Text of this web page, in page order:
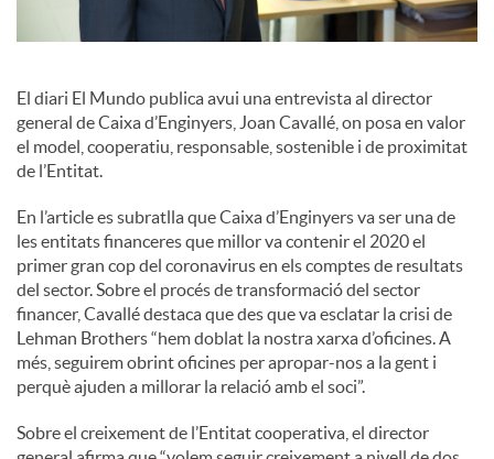
S
o
c
i
a
El diari El Mundo publica avui una entrevista al director
general de Caixa d’Enginyers, Joan Cavallé, on posa en valor
el model, cooperatiu, responsable, sostenible i de proximitat
de l’Entitat.
En l’article es subratlla que Caixa d’Enginyers va ser una de
les entitats financeres que millor va contenir el 2020 el
primer gran cop del coronavirus en els comptes de resultats
del sector. Sobre el procés de transformació del sector
financer, Cavallé destaca que des que va esclatar la crisi de
Lehman Brothers “hem doblat la nostra xarxa d’oficines. A
més, seguirem obrint oficines per apropar-nos a la gent i
perquè ajuden a millorar la relació amb el soci”.
Sobre el creixement de l’Entitat cooperativa, el director